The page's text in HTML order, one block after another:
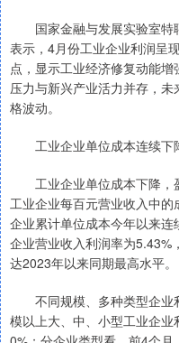
国家金融与发展实验室
表示，4月份工业企业利润呈
点，显示工业经济修复动能
压力与新兴产业活力并存，
格波动。
工业企业单位成本连续下
工业企业单位成本下降
工业企业每百元营业收入中
企业累计单位成本今年以来
企业营业收入利润率为5.43%
达2023年以来同期最高水平。
不同规模、多种类型企
模以上大、中、小型工业企